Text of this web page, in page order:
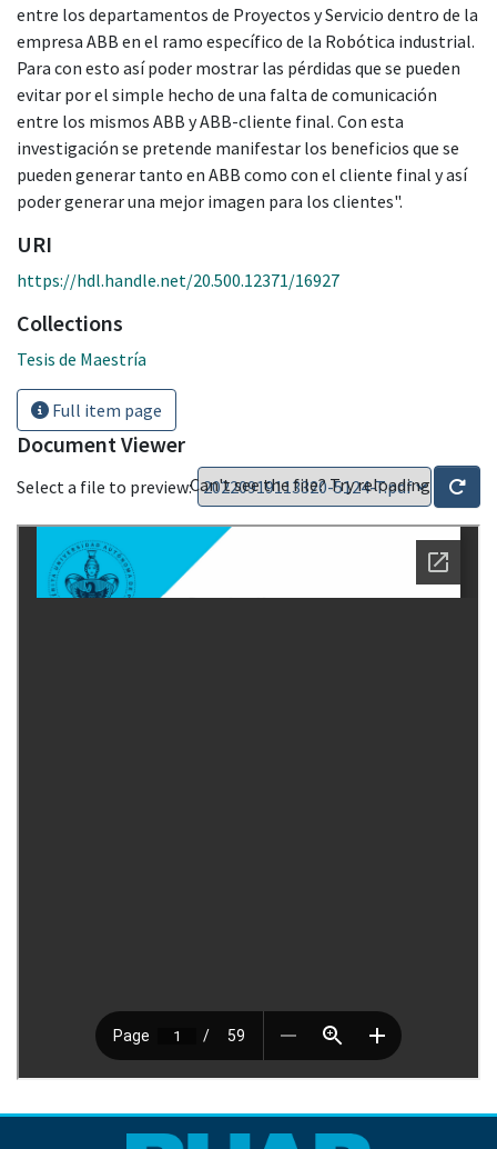
entre los departamentos de Proyectos y Servicio dentro de la
empresa ABB en el ramo específico de la Robótica industrial.
Para con esto así poder mostrar las pérdidas que se pueden
evitar por el simple hecho de una falta de comunicación
entre los mismos ABB y ABB-cliente final. Con esta
investigación se pretende manifestar los beneficios que se
pueden generar tanto en ABB como con el cliente final y así
poder generar una mejor imagen para los clientes".
URI
https://hdl.handle.net/20.500.12371/16927
Collections
Tesis de Maestría
Full item page
Document Viewer
Select a file to preview:Can't see the file? Try reloading